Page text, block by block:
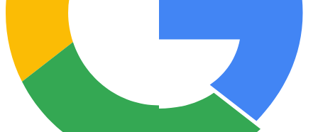
Na Predgrađu radno uz dosta promjena